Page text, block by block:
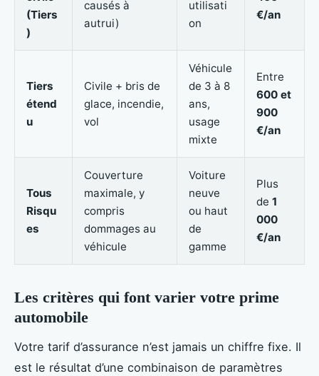
(Tiers
)
causés à
autrui)
utilisati
on
€/an
Tiers
étend
u
Civile + bris de
glace, incendie,
vol
Véhicule
de 3 à 8
ans,
usage
mixte
Entre
600 et
900
€/an
Tous
Risqu
es
Couverture
maximale, y
compris
dommages au
véhicule
Voiture
neuve
ou haut
de
gamme
Plus
de 1
000
€/an
Les critères qui font varier votre prime
automobile
Votre tarif d’assurance n’est jamais un chiffre fixe. Il
est le résultat d’une combinaison de paramètres